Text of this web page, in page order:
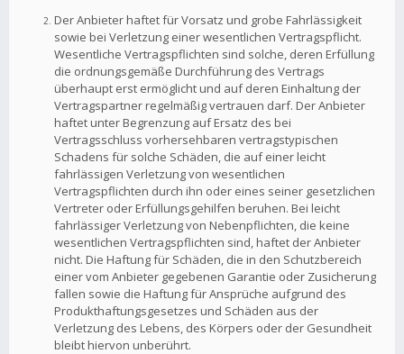
Der Anbieter haftet für Vorsatz und grobe Fahrlässigkeit
sowie bei Verletzung einer wesentlichen Vertragspflicht.
Wesentliche Vertragspflichten sind solche, deren Erfüllung
die ordnungsgemäße Durchführung des Vertrags
überhaupt erst ermöglicht und auf deren Einhaltung der
Vertragspartner regelmäßig vertrauen darf. Der Anbieter
haftet unter Begrenzung auf Ersatz des bei
Vertragsschluss vorhersehbaren vertragstypischen
Schadens für solche Schäden, die auf einer leicht
fahrlässigen Verletzung von wesentlichen
Vertragspflichten durch ihn oder eines seiner gesetzlichen
Vertreter oder Erfüllungsgehilfen beruhen. Bei leicht
fahrlässiger Verletzung von Nebenpflichten, die keine
wesentlichen Vertragspflichten sind, haftet der Anbieter
nicht. Die Haftung für Schäden, die in den Schutzbereich
einer vom Anbieter gegebenen Garantie oder Zusicherung
fallen sowie die Haftung für Ansprüche aufgrund des
Produkthaftungsgesetzes und Schäden aus der
Verletzung des Lebens, des Körpers oder der Gesundheit
bleibt hiervon unberührt.